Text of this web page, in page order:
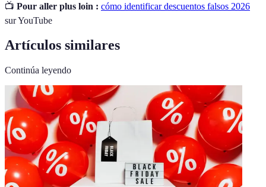
📺 Pour aller plus loin : cómo identificar descuentos falsos 2026
sur YouTube
Artículos similares
Continúa leyendo